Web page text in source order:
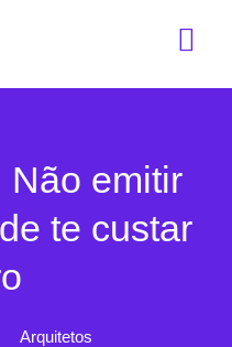
Não emitir
te custar
Arquitetos